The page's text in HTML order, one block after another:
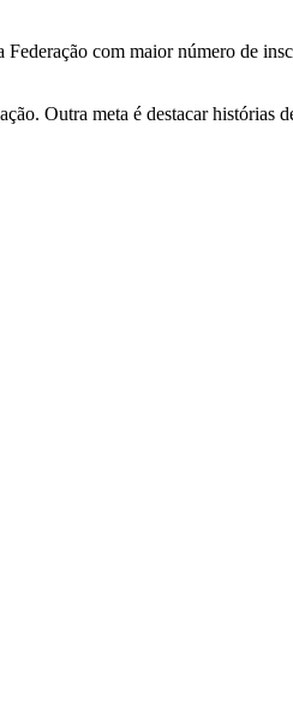
com maior número de
Outra meta é destacar histórias